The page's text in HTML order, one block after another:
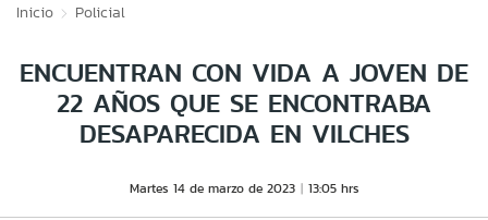
Inicio Policial
ENCUENTRAN CON VIDA A JOVEN DE
22 AÑOS QUE SE ENCONTRABA
DESAPARECIDA EN VILCHES
Martes 14 de marzo de 2023 13:05 hrs